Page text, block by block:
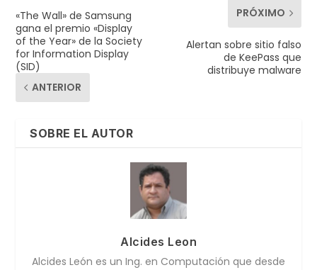
«The Wall» de Samsung
gana el premio «Display
of the Year» de la Society
for Information Display
(SID)
ANTERIOR
PRÓXIMO
Alertan sobre sitio falso
de KeePass que
distribuye malware
SOBRE EL AUTOR
Alcides Leon
Alcides León es un Ing. en Computación que desde